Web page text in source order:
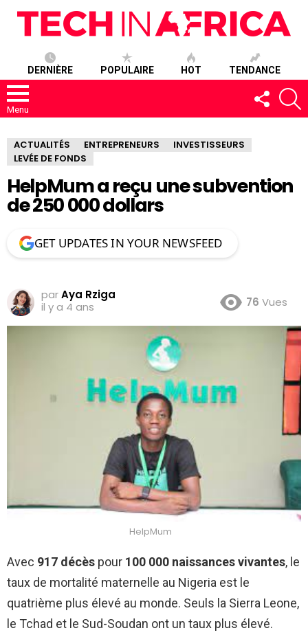
DERNIÈRE POPULAIRE HOT TENDANCE
Menu
SUIVEZ-
NOUS
ACTUALITÉS ENTREPRENEURS
INVESTISSEURS
LEVÉE DE FONDS
HelpMum a reçu une subvention
de 250 000 dollars
GET UPDATES IN YOUR NEWSFEED
parAya Rziga
il y a 4 ans
76 Vues
HelpMum
Avec 917 décès pour 100 000 naissances vivantes, le
taux de mortalité maternelle au Nigeria est le
quatrième plus élevé au monde. Seuls la Sierra Leone,
le Tchad et le Sud-Soudan ont un taux plus élevé.